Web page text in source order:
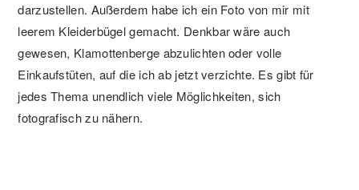
darzustellen. Außerdem habe ich ein Foto von mir mit
leerem Kleiderbügel gemacht. Denkbar wäre auch
gewesen, Klamottenberge abzulichten oder volle
Einkaufstüten, auf die ich ab jetzt verzichte. Es gibt für
jedes Thema unendlich viele Möglichkeiten, sich
fotografisch zu nähern.